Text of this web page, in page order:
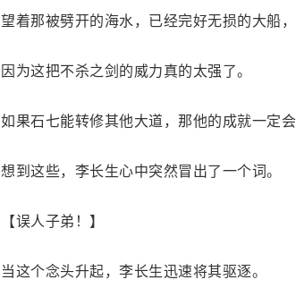
望着那被劈开的海水，已经完好无损的大船
因为这把不杀之剑的威力真的太强了。
如果石七能转修其他大道，那他的成就一定会
想到这些，李长生心中突然冒出了一个词。
【误人子弟！】
当这个念头升起，李长生迅速将其驱逐。